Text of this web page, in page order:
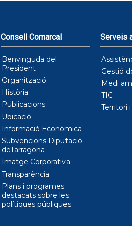
Consell Comarcal
Benvinguda del
President
Organització
Història
Publicacions
Ubicació
Informació Econòmica
Subvencions Diputació
deTarragona
Imatge Corporativa
Transparència
Plans i programes
destacats sobre les
polítiques públiques
Serveis
Gestió
Medi
TIC
Territori